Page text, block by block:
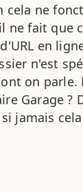
ne
ne fait que
en
n'est
on
Garage ?
jamais